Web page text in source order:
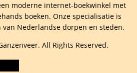
moderne internet-boekwinkel met
boeken. Onze specialisatie is
Nederlandse dorpen en steden.
All Rights Reserved.